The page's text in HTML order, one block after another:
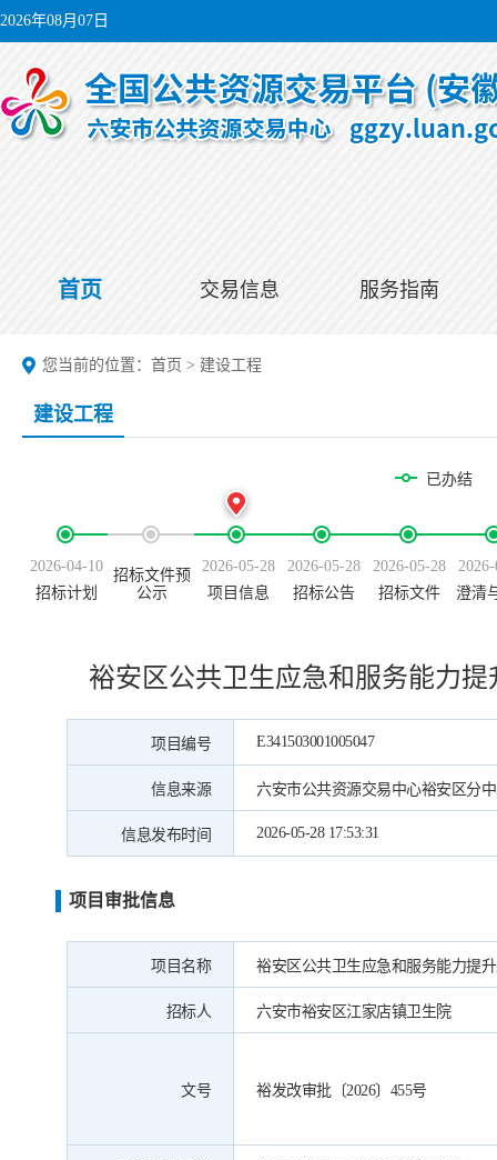
2026年08月07日
首页 交易信息 服务指南
您当前的位置： 首页 > 建设工程
建设工程
已办结
2026-04-10
招标计划
招标文件预
公示
2026-05-28
项目信息
2026-05-28
招标公告
2026-05-28
招标文件
澄清
裕安区公共卫生应急和服务能力
项目编号 E341503001005047
信息来源 六安市公共资源交易中心裕安区分
信息发布时间 2026-05-28 17:53:31
项目审批信息
项目名称 裕安区公共卫生应急和服务能力提
招标人 六安市裕安区江家店镇卫生院
文号 裕发改审批〔2026〕455号